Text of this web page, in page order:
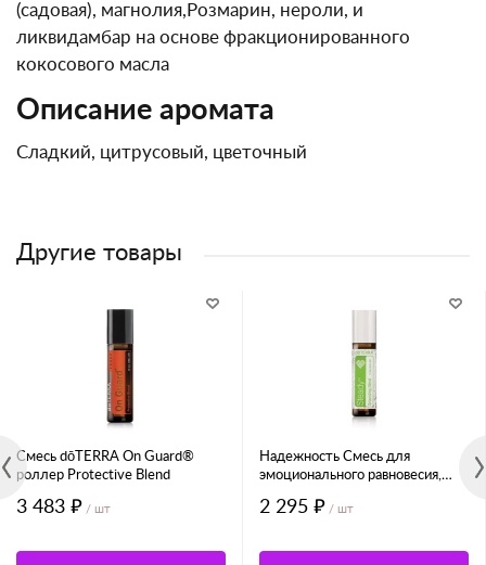
(садовая), магнолия,Розмарин, нероли, и
ликвидамбар на основе фракционированного
кокосового масла
Описание аромата
Сладкий, цитрусовый, цветочный
Другие товары
Смесь dōTERRA On Guard®
роллер Protective Blend
3 483 ₽ / шт
Надежность Смесь для
эмоционального равновесия,
2 295 ₽ / шт